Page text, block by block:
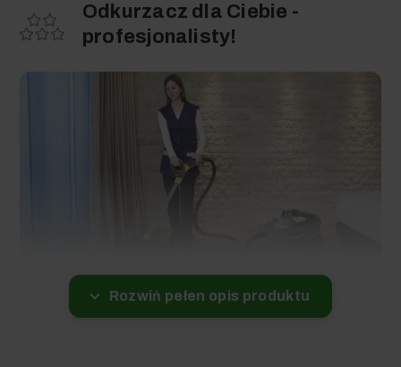
Odkurzacz dla Ciebie -
profesjonalisty!
Profesjonalna maszyna piorąca Puzzi 10/1 dogłębnie
wyczyści runo wykładziny, tapicerki meblowej i dywanów.
Rozwiń pełen opis produktu